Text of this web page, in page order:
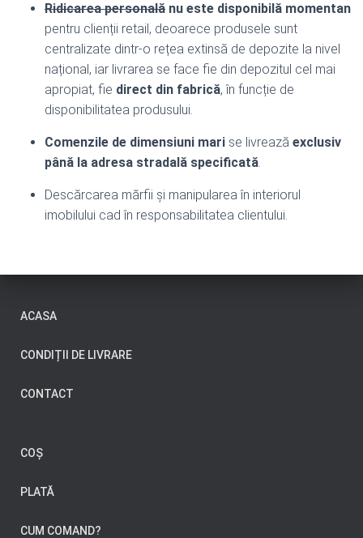
Ridicarea personală nu este disponibilă momentan
pentru clienții retail, deoarece produsele sunt
centralizate dintr-o rețea extinsă de depozite la nivel
național, iar livrarea se face fie din depozitul cel mai
apropiat, fie direct din fabrică, în funcție de
disponibilitatea produsului.
Comenzile de dimensiuni mari se livrează exclusiv
până la adresa stradală specificată.
Descărcarea mărfii și manipularea în interiorul
imobilului cad în responsabilitatea clientului.
ACASA
CONDIȚII DE LIVRARE
CONTACT
COȘ
PLATĂ
CUM COMAND?